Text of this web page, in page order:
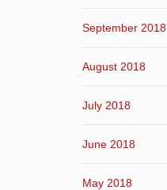
September 2018
August 2018
July 2018
June 2018
May 2018